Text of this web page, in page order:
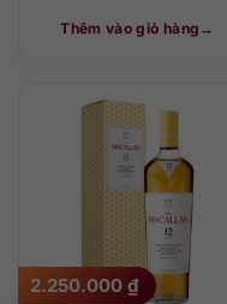
Thêm vào giỏ hàng
2.250.000 ₫